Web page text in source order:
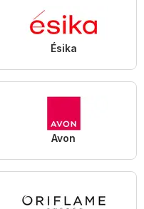
Ésika
Avon